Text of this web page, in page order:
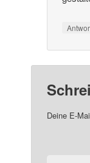
Deine E-